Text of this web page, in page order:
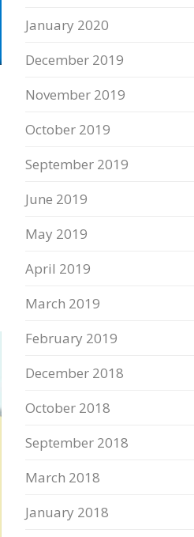
January 2020
December 2019
November 2019
October 2019
September 2019
June 2019
May 2019
April 2019
March 2019
February 2019
December 2018
October 2018
September 2018
March 2018
January 2018